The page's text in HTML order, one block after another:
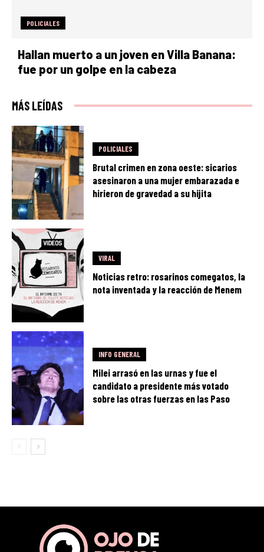
POLICIALES
Hallan muerto a un joven en Villa Banana:
fue por un golpe en la cabeza
MÁS LEÍDAS
POLICIALES
Brutal crimen en zona oeste: sicarios
asesinaron a una mujer embarazada e
hirieron de gravedad a su hijita
VIRAL
Noticias retro: rosarinos comegatos, la
nota inventada y la reacción de Menem
INFO GENERAL
Milei arrasó en las urnas y fue el
candidato a presidente más votado
sobre las otras fuerzas en las Paso